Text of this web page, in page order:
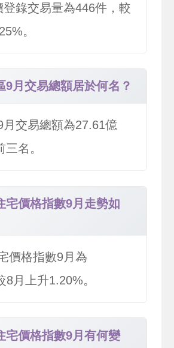
錄交易量為446件，較
。
9月交易總額居於何名？
交易總額為27.61億
名。
宅價格指數9月走勢如
價格指數9月為
8月上升1.20%。
宅價格指數9月有何變